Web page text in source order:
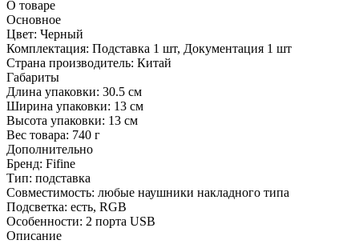
О товаре
Основное
Цвет: Черный
Комплектация: Подставка 1 шт, Документация 1 шт
Страна производитель: Китай
Габариты
Длина упаковки: 30.5 см
Ширина упаковки: 13 см
Высота упаковки: 13 см
Вес товара: 740 г
Дополнительно
Бренд: Fifine
Тип: подставка
Совместимость: любые наушники накладного типа
Подсветка: есть, RGB
Особенности: 2 порта USB
Описание